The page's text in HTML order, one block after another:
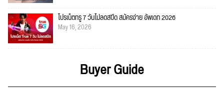
โปรเน็ตทรู 7 วันไม่ลดสปีด สมัครง่าย อัพเดท 2026
May 16, 2026
Buyer Guide